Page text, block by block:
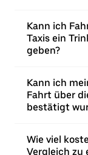
Kann ich
Taxis ein
geben?
Kann ich
Fahrt über
bestätigt
Wie viel
Vergleich zu